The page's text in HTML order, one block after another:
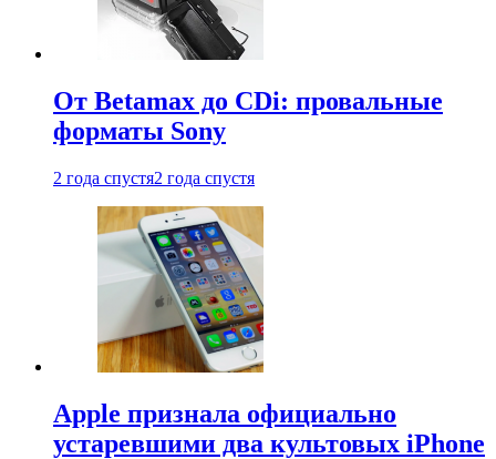
От Betamax до CDi: провальные
форматы Sony
2 года спустя2 года спустя
Apple признала официально
устаревшими два культовых iPhone